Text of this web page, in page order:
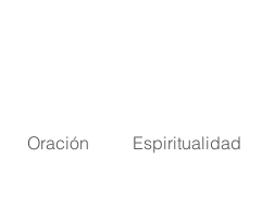
Oración Espiritualidad